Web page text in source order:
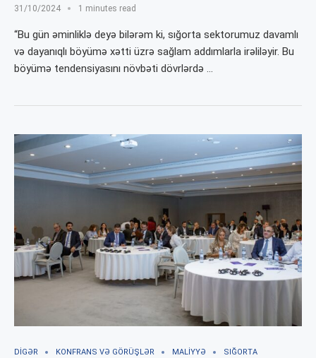
31/10/2024 1 minutes read
“Bu gün əminliklə deyə bilərəm ki, sığorta sektorumuz davamlı
və dayanıqlı böyümə xətti üzrə sağlam addımlarla irəliləyir. Bu
böyümə tendensiyasını növbəti dövrlərdə …
DIGƏR KONFRANS VƏ GÖRÜŞLƏR MALIYYƏ SIĞORTA